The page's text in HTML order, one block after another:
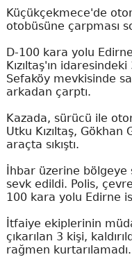
Küçükçekmece'de
otobüsüne çarpması
D-100 kara yolu
Kızıltaş'ın
Sefaköy mevkisinde
arkadan çarptı.
Kazada, sürücü ile
Utku Kızıltaş, Gökhan
araçta sıkıştı.
İhbar üzerine bölgeye
sevk edildi. Polis,
100 kara yolu Edirne
İtfaiye ekiplerinin
çıkarılan 3 kişi,
rağmen kurtarılamadı.